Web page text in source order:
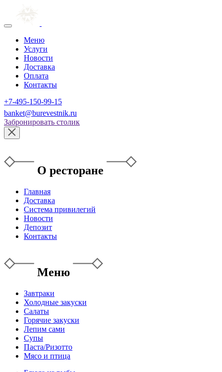
Меню
Услуги
Новости
Доставка
Оплата
Контакты
+7-495-150-99-15
banket@burevestnik.ru
Забронировать столик
О ресторане
Главная
Доставка
Система привилегий
Новости
Депозит
Контакты
Меню
Завтраки
Холодные закуски
Салаты
Горячие закуски
Лепим сами
Супы
Паста/Ризотто
Мясо и птица